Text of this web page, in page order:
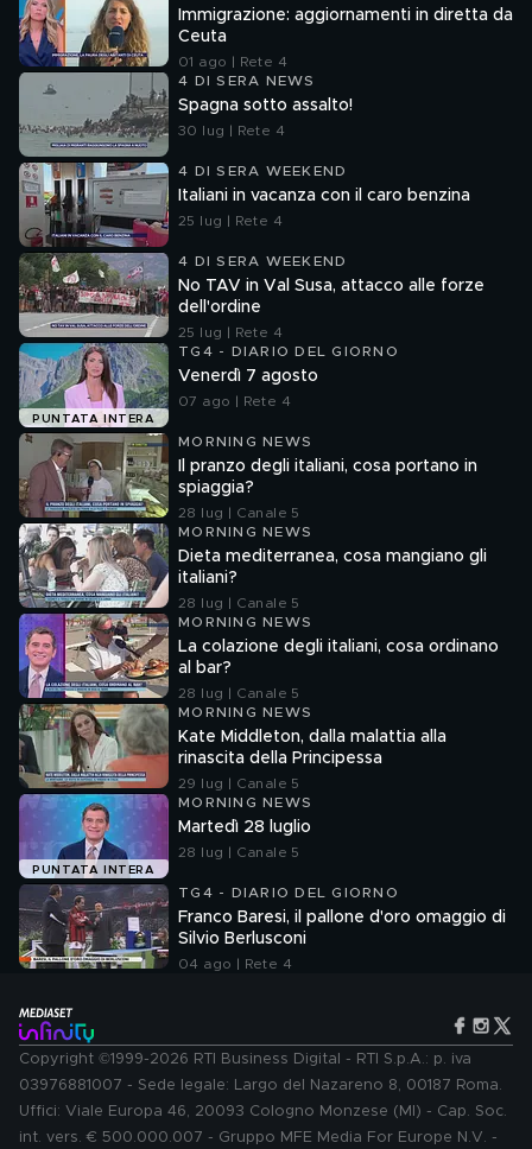
Immigrazione: aggiornamenti in diretta da
Ceuta
01 ago | Rete 4
4 DI SERA NEWS
Spagna sotto assalto!
30 lug | Rete 4
4 DI SERA WEEKEND
Italiani in vacanza con il caro benzina
25 lug | Rete 4
4 DI SERA WEEKEND
No TAV in Val Susa, attacco alle forze
dell'ordine
25 lug | Rete 4
PUNTATA INTERA
TG4 - DIARIO DEL GIORNO
Venerdì 7 agosto
07 ago | Rete 4
MORNING NEWS
Il pranzo degli italiani, cosa portano in
spiaggia?
28 lug | Canale 5
MORNING NEWS
Dieta mediterranea, cosa mangiano gli
italiani?
28 lug | Canale 5
MORNING NEWS
La colazione degli italiani, cosa ordinano
al bar?
28 lug | Canale 5
MORNING NEWS
Kate Middleton, dalla malattia alla
rinascita della Principessa
29 lug | Canale 5
PUNTATA INTERA
MORNING NEWS
Martedì 28 luglio
28 lug | Canale 5
TG4 - DIARIO DEL GIORNO
Franco Baresi, il pallone d'oro omaggio di
Silvio Berlusconi
04 ago | Rete 4
Copyright ©1999-2026 RTI Business Digital - RTI S.p.A.: p. iva
03976881007 - Sede legale: Largo del Nazareno 8, 00187 Roma.
Uffici: Viale Europa 46, 20093 Cologno Monzese (MI) - Cap. Soc.
int. vers. € 500.000.007 - Gruppo MFE Media For Europe N.V. -